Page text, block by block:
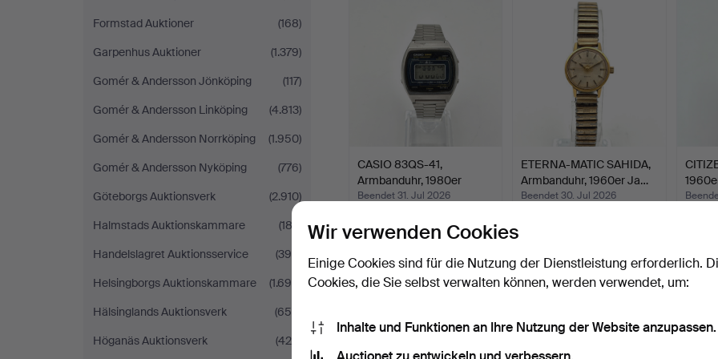
Formstad Auktioner
(168)
Garpenhus Auktioner
(1.379)
Gomér & Andersson Jönköping
(117)
Gomér & Andersson Linköping
(4.813)
Gomér & Andersson Norrköping
(1.950)
Gomér & Andersson Nyköping
(776)
Göteborgs Auktionsverk
(2.910)
Halmstads Auktionskammare
(183)
Handelslagret Auktionsservice
(390)
Helsingborgs Auktionskammare
(1.698)
Hälsinglands Auktionsverk
(650)
Höganäs Auktionsverk
(425)
CASIO 83QS-41,
Armbanduhr, 1980er
Jahre, Q…
Beendet 31. Jul 2026
32 USD
ETERNA-MATIC SAHIDA,
Armbanduhr, 1960er Ja…
Beendet 30. Jul 2026
Wir verwenden Cookies
Einige Cookies sind für die Nutzung der Dienstleistung erforderlich.
Cookies, die Sie selbst verwalten können, werden verwendet, um:
Inhalte und Funktionen an Ihre Nutzung der Website anzupassen.